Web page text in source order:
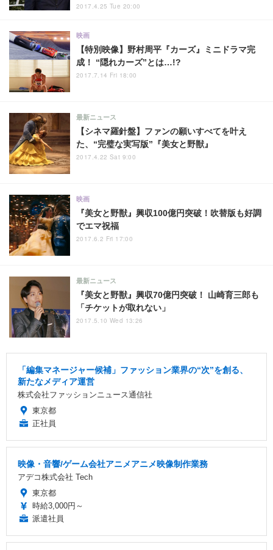
2017.4.25 Tue 20:00
【特別映像】野村周平『カーズ』ミニドラマ完
成！ “隠れカーズ”とは…!?
映画
2017.7.14 Fri 18:00
【シネマ羅針盤】ファンの願いすべてを叶え
た、“完璧な実写版”『美女と野獣』
最新ニュース
2017.4.22 Sat 9:00
『美女と野獣』興収100億円突破！吹替版も好調
でエマ祝福
映画
2017.6.2 Fri 17:00
『美女と野獣』興収70億円突破！ 山崎育三郎も
「チケットが取れない」
最新ニュース
2017.5.10 Wed 13:26
「編集マネージャー候補」ファッション業界の“次”を創る、
新たなメディア運営
株式会社ファッションニュース通信社
東京都
正社員
映像・音響/ゲーム会社アニメアニメ映像制作業務
アデコ株式会社 Tech
東京都
時給3,000円～
派遣社員